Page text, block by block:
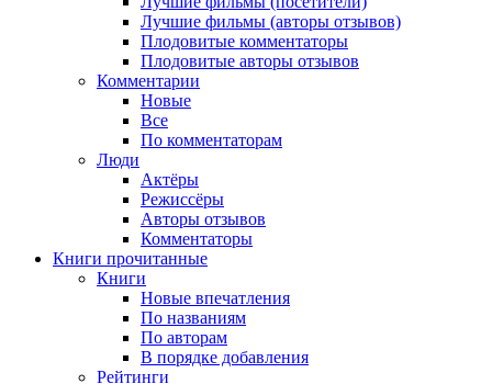
Лучшие фильмы (авторы отзывов)
Плодовитые комментаторы
Плодовитые авторы отзывов
Комментарии
Новые
Все
По комментаторам
Люди
Актёры
Режиссёры
Авторы отзывов
Комментаторы
Книги прочитанные
Книги
Новые впечатления
По названиям
По авторам
В порядке добавления
Рейтинги